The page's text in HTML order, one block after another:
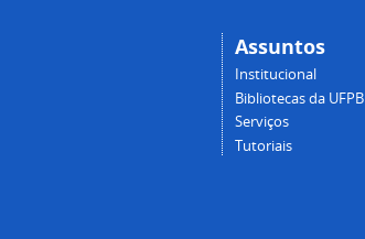
Assuntos
Institucional
Bibliotecas da UFPB
Serviços
Tutoriais